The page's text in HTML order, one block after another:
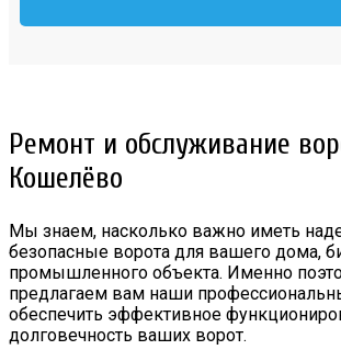
Ремонт и обслуживание
Кошелёво
Мы знаем, насколько важно иметь
безопасные ворота для вашего дома,
промышленного объекта. Именно
предлагаем вам наши
обеспечить эффективное
долговечность ваших ворот.